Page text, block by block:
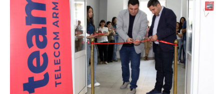
դրամով 12000 դրամի փոխարեն: «Ռոումինգ
փաթեթ 1000 ՄԲ» ծառայությունը հասանելի կլինի
4500 դրամով 6000 դրամի փոխարեն, իսկ
«Ռոումինգ փաթեթ 500 ՄԲ» ծառայությունը՝ 2625
դրամ 3500 դրամի փոխարեն: Նշված ինտերնետ
փաթեթներից մեր բաժանորդները կկարողանան
օգտվել աշխարհի ավելի քան 65 երկրում՝
Եվրոպայում, Մ